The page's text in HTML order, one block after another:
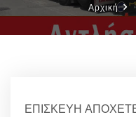
Αρχική
ΕΠΙΣΚΕΥΗ